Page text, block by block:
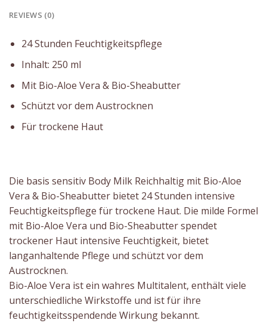
REVIEWS (0)
24 Stunden Feuchtigkeitspflege
Inhalt: 250 ml
Mit Bio-Aloe Vera & Bio-Sheabutter
Schützt vor dem Austrocknen
Für trockene Haut
Die basis sensitiv Body Milk Reichhaltig mit Bio-Aloe
Vera & Bio-Sheabutter bietet 24 Stunden intensive
Feuchtigkeitspflege für trockene Haut. Die milde Formel
mit Bio-Aloe Vera und Bio-Sheabutter spendet
trockener Haut intensive Feuchtigkeit, bietet
langanhaltende Pflege und schützt vor dem
Austrocknen.
Bio-Aloe Vera ist ein wahres Multitalent, enthält viele
unterschiedliche Wirkstoffe und ist für ihre
feuchtigkeitsspendende Wirkung bekannt.